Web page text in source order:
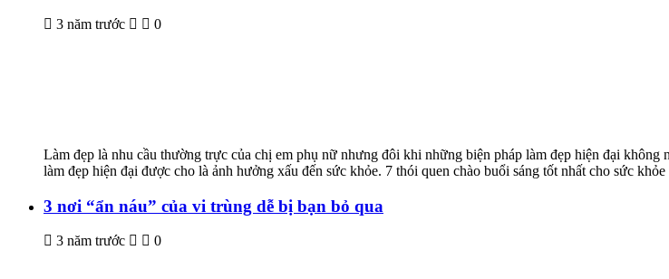
3 năm trước 0
Làm đẹp là nhu cầu thường trực của chị em phụ nữ nhưng đôi khi những biện pháp làm đẹp hiện đại
làm đẹp hiện đại được cho là ảnh hưởng xấu đến sức khỏe. 7 thói quen chào buổi sáng tốt nhất cho sức
3 nơi “ẩn náu” của vi trùng dễ bị bạn bỏ qua
3 năm trước 0